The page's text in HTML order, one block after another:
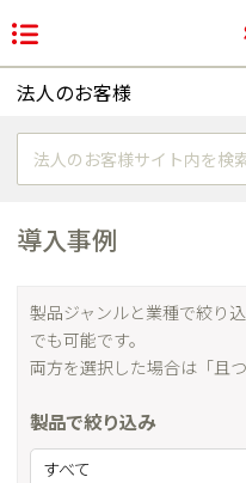
法人のお客様
導入事例
製品ジャンルと業種で絞り
でも可能です。
両方を選択した場合は「且
製品で絞り込み
すべて